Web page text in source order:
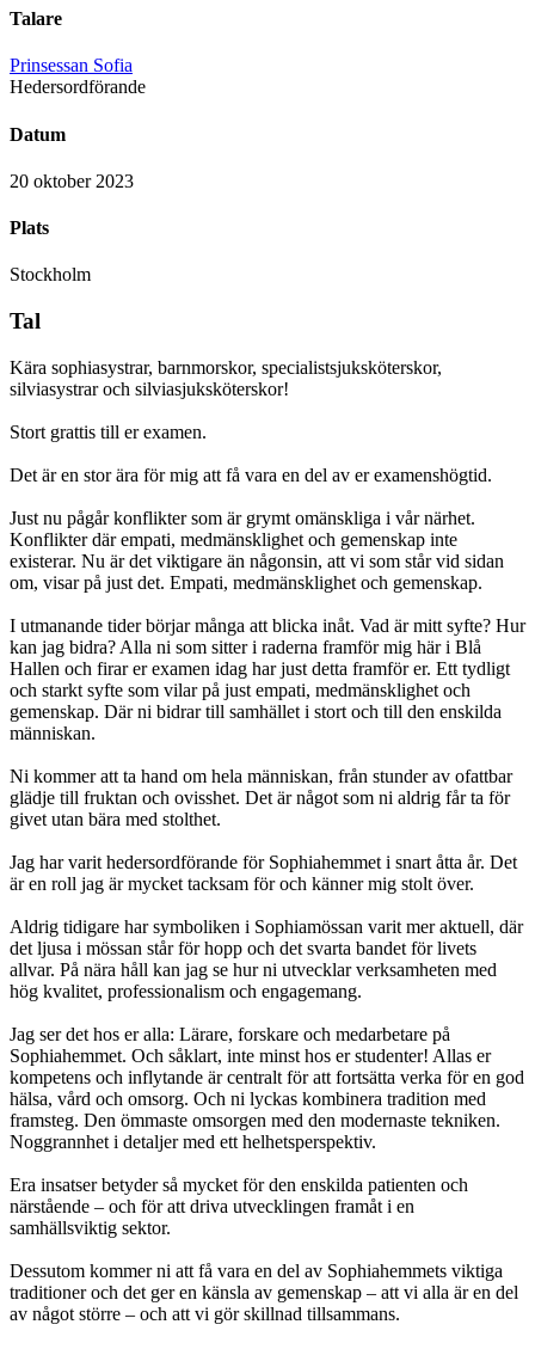
Talare
Prinsessan Sofia
Hedersordförande
Datum
20 oktober 2023
Plats
Stockholm
Tal
Kära sophiasystrar, barnmorskor, specialistsjuksköterskor,
silviasystrar och silviasjuksköterskor!
Stort grattis till er examen.
Det är en stor ära för mig att få vara en del av er examenshögtid.
Just nu pågår konflikter som är grymt omänskliga i vår närhet.
Konflikter där empati, medmänsklighet och gemenskap inte
existerar. Nu är det viktigare än någonsin, att vi som står vid sidan
om, visar på just det. Empati, medmänsklighet och gemenskap.
I utmanande tider börjar många att blicka inåt. Vad är mitt syfte? Hur
kan jag bidra? Alla ni som sitter i raderna framför mig här i Blå
Hallen och firar er examen idag har just detta framför er. Ett tydligt
och starkt syfte som vilar på just empati, medmänsklighet och
gemenskap. Där ni bidrar till samhället i stort och till den enskilda
människan.
Ni kommer att ta hand om hela människan, från stunder av ofattbar
glädje till fruktan och ovisshet. Det är något som ni aldrig får ta för
givet utan bära med stolthet.
Jag har varit hedersordförande för Sophiahemmet i snart åtta år. Det
är en roll jag är mycket tacksam för och känner mig stolt över.
Aldrig tidigare har symboliken i Sophiamössan varit mer aktuell, där
det ljusa i mössan står för hopp och det svarta bandet för livets
allvar. På nära håll kan jag se hur ni utvecklar verksamheten med
hög kvalitet, professionalism och engagemang.
Jag ser det hos er alla: Lärare, forskare och medarbetare på
Sophiahemmet. Och såklart, inte minst hos er studenter! Allas er
kompetens och inflytande är centralt för att fortsätta verka för en god
hälsa, vård och omsorg. Och ni lyckas kombinera tradition med
framsteg. Den ömmaste omsorgen med den modernaste tekniken.
Noggrannhet i detaljer med ett helhetsperspektiv.
Era insatser betyder så mycket för den enskilda patienten och
närstående – och för att driva utvecklingen framåt i en
samhällsviktig sektor.
Dessutom kommer ni att få vara en del av Sophiahemmets viktiga
traditioner och det ger en känsla av gemenskap – att vi alla är en del
av något större – och att vi gör skillnad tillsammans.